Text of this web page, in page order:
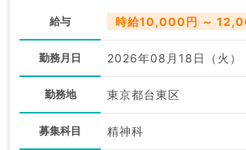
給与 時給10,000円 ～
勤務月日 2026年08月18日（火）
勤務地 東京都台東区
募集科目 精神科